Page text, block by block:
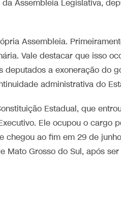
Assembleia Legislativa,
Assembleia.
Vale destacar que isso
a exoneração do
administrativa do
Estadual, que
Ele ocupou o cargo
ao fim em 29 de
Mato Grosso do Sul, após